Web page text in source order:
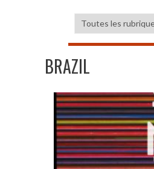
BRAZIL